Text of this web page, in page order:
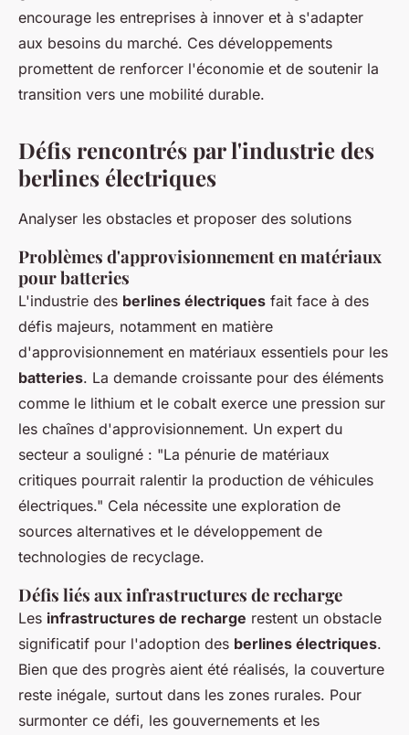
encourage les entreprises à innover et à s'adapter
aux besoins du marché. Ces développements
promettent de renforcer l'économie et de soutenir la
transition vers une mobilité durable.
Défis rencontrés par l'industrie des
berlines électriques
Analyser les obstacles et proposer des solutions
Problèmes d'approvisionnement en matériaux
pour batteries
L'industrie des berlines électriques fait face à des
défis majeurs, notamment en matière
d'approvisionnement en matériaux essentiels pour les
batteries. La demande croissante pour des éléments
comme le lithium et le cobalt exerce une pression sur
les chaînes d'approvisionnement. Un expert du
secteur a souligné : "La pénurie de matériaux
critiques pourrait ralentir la production de véhicules
électriques." Cela nécessite une exploration de
sources alternatives et le développement de
technologies de recyclage.
Défis liés aux infrastructures de recharge
Les infrastructures de recharge restent un obstacle
significatif pour l'adoption des berlines électriques.
Bien que des progrès aient été réalisés, la couverture
reste inégale, surtout dans les zones rurales. Pour
surmonter ce défi, les gouvernements et les